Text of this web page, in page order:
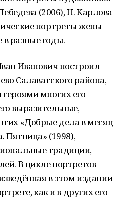
(2006), Н. Карлова
портреты жены
разные годы.
Иванович построил
Салаватского района,
многих его
выразительные,
«Добрые дела в месяц
Пятница» (1998),
традиции,
В цикле портретов
в этом издании
как и в других его